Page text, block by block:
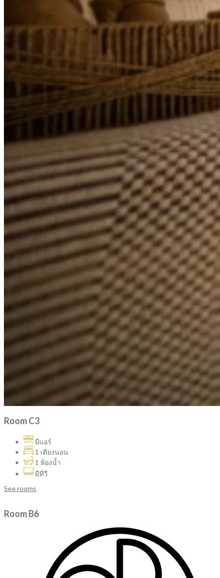
Room C3
มีแอร์
1 เตียงนอน
1 ห้องน้ำ
มีทีวี
See rooms
Room B6